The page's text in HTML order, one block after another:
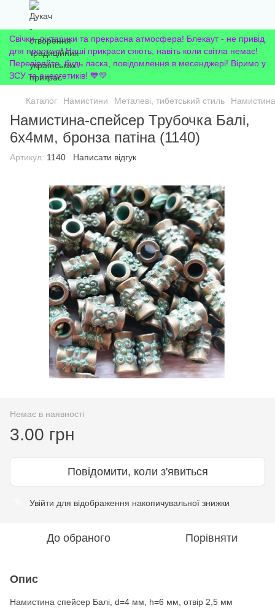
Свічки, ліхтарики та прекрасна атмосфера! Блекаут - не привід
для простою! Наші прикраси сяють, навіть коли світла немає!
Перевіряйте, будь ласка, повідомлення в месенджері! Віримо у
ЗСУ та енергетиків! 💙💛
Каталог Намистини Металеві, тибетський стиль
Намистина-спейсер Трубочка Балі,
6х4мм, бронза патіна (1140)
Артикул: 1140 Написати відгук
Немає в наявності
3.00 грн
Повідомити, коли з'явиться
Увійти для відображення накопичувальної знижки
До обраного Порівняти
Опис
Намистина спейсер Балі, d=4 мм, h=6 мм, отвір 2,5 мм